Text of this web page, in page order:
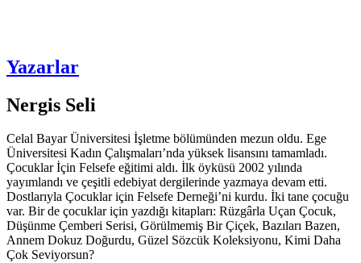
Yazarlar
Nergis Seli
Celal Bayar Üniversitesi İşletme bölümünden mezun oldu. Ege
Üniversitesi Kadın Çalışmaları’nda yüksek lisansını tamamladı.
Çocuklar İçin Felsefe eğitimi aldı. İlk öyküsü 2002 yılında
yayımlandı ve çeşitli edebiyat dergilerinde yazmaya devam etti.
Dostlarıyla Çocuklar için Felsefe Derneği’ni kurdu. İki tane çocuğu
var. Bir de çocuklar için yazdığı kitapları: Rüzgârla Uçan Çocuk,
Düşünme Çemberi Serisi, Görülmemiş Bir Çiçek, Bazıları Bazen,
Annem Dokuz Doğurdu, Güzel Sözcük Koleksiyonu, Kimi Daha
Çok Seviyorsun?